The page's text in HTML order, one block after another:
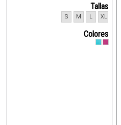
Tallas
XL
L
M
S
Colores